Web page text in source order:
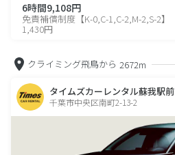
6時間9,108円
免責補償制度【K-0,C-1,C-2,M-2,S-2】
1,430円
クライミング飛鳥から 2672m
タイムズカーレンタル蘇我駅前
千葉市中央区南町2-13-2